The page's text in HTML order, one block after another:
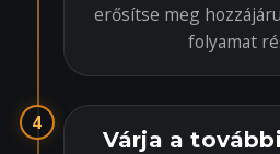
erősítse meg
folyamat
4
Várja a